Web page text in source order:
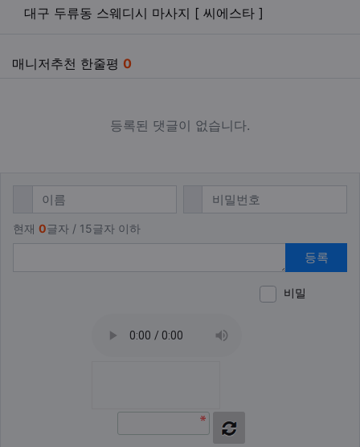
대구 두류동 스웨디시 마사지 [ 씨에스타 ]
매니저추천 한줄평 0
등록된 댓글이 없습니다.
댓글쓰기
필수 비밀번호필수
현재 0글자 / 15글자 이하
등록
비밀